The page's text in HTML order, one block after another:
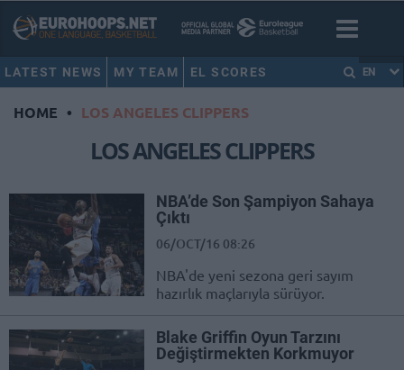
LATEST NEWS MY TEAM EL SCORES EN
HOME • LOS ANGELES CLIPPERS
LOS ANGELES CLIPPERS
NBA’de Son Şampiyon Sahaya
Çıktı
06/OCT/16 08:26
NBA'de yeni sezona geri sayım
hazırlık maçlarıyla sürüyor.
Blake Griffin Oyun Tarzını
Değiştirmekten Korkmuyor